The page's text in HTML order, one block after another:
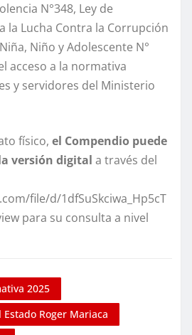
N°348, Ley de
la Lucha Contra la Corrupción
Niño y Adolescente N°
acceso a la normativa
y servidores del Ministerio
físico, el Compendio puede
versión digital a través del
file/d/1dfSuSkciwa_Hp5cT
para su consulta a nivel
2025
Roger Mariaca